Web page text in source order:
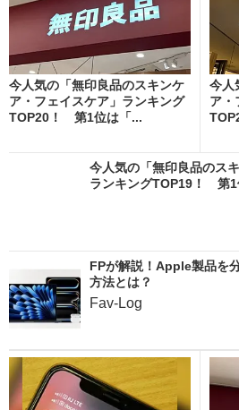
今人気の「無印良品のスキンケ
ア・フェイスケア」ランキング
TOP20！ 第1位は「...
今人
ア・
今人気の「無印良品のス
ランキングTOP19！ 第1
FPが解説！Apple製品を
方法とは？
Fav-Log